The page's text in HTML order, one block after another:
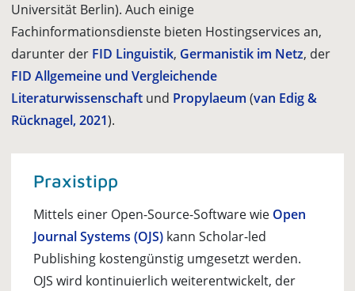
Universität Berlin). Auch einige
Fachinformationsdienste bieten Hostingservices an,
darunter der FID Linguistik, Germanistik im Netz, der
FID Allgemeine und Vergleichende
Literaturwissenschaft und Propylaeum (van Edig &
Rücknagel, 2021).
Praxistipp
Mittels einer Open-Source-Software wie Open
Journal Systems (OJS) kann Scholar-led
Publishing kostengünstig umgesetzt werden.
OJS wird kontinuierlich weiterentwickelt, der